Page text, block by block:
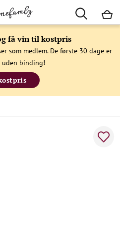
få vin til kostpris
som medlem. De første 30 dage er
binding!